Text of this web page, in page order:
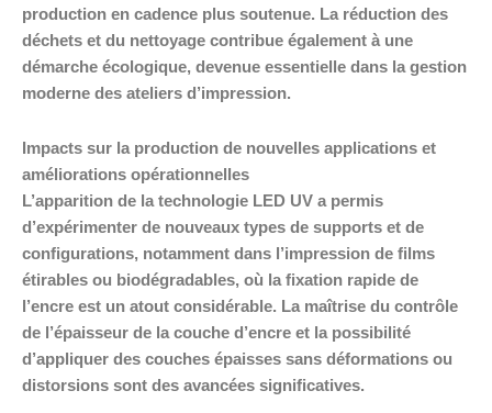
production en cadence plus soutenue. La réduction des
déchets et du nettoyage contribue également à une
démarche écologique, devenue essentielle dans la gestion
moderne des ateliers d’impression.
Impacts sur la production de nouvelles applications et
améliorations opérationnelles
L’apparition de la technologie LED UV a permis
d’expérimenter de nouveaux types de supports et de
configurations, notamment dans l’impression de films
étirables ou biodégradables, où la fixation rapide de
l’encre est un atout considérable. La maîtrise du contrôle
de l’épaisseur de la couche d’encre et la possibilité
d’appliquer des couches épaisses sans déformations ou
distorsions sont des avancées significatives.